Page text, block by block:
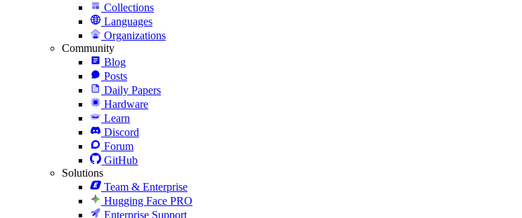
Collections
Languages
Organizations
Community
Blog
Posts
Daily Papers
Hardware
Learn
Discord
Forum
GitHub
Solutions
Team & Enterprise
Hugging Face PRO
Enterprise Support